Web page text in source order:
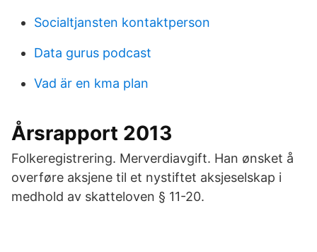
Socialtjansten kontaktperson
Data gurus podcast
Vad är en kma plan
Årsrapport 2013
Folkeregistrering. Merverdiavgift. Han ønsket å
overføre aksjene til et nystiftet aksjeselskap i
medhold av skatteloven § 11-20.